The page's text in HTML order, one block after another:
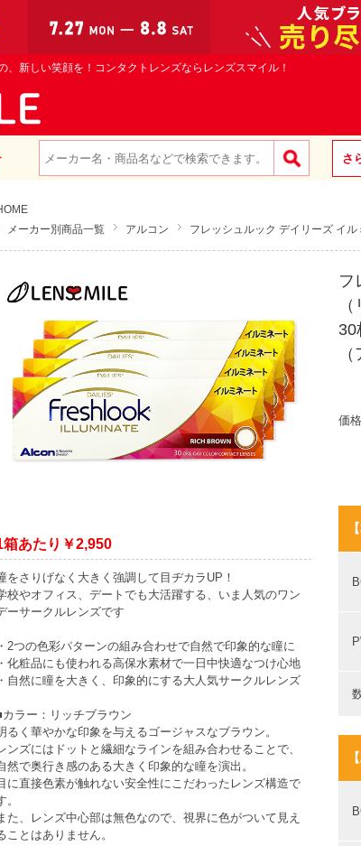
新しい笑顔を！コンタクトレンズならレンズスマイル！
さ
メーカー別商品一覧
アルコン フレッシュルック デイリーズ イ
箱あたり￥2,950
をさりげなく大きく強調して目ヂカラUP！
校やオフィス、デートでも大活躍する、いま人気のワン
ーサークルレンズです
・2つの色彩パターンの組み合わせで自然で印象的な瞳に
・化粧品にも使われる高保水素材で一日中快適なつけ心地
・自然に瞳を大きく、印象的にする大人気サークルレンズ
カラー：リッチブラウン
るく華やかな印象を与えるゴージャスなブラウン。
ンズにはドットと繊細なラインを組み合わせることで、
然で奥行き感のある大きく印象的な瞳を演出。
に直接色素が触れない安全性にこだわったレンズ構造で
。
た、レンズ中心部は無色なので、視界に色がついて見え
ことはありません。
フ
30
価